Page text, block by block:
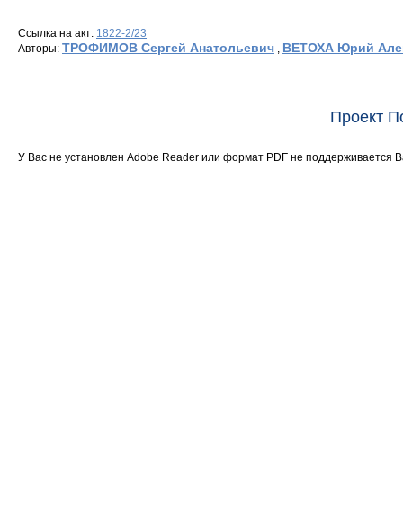
Ссылка на акт: 1822-2/23
Авторы: ТРОФИМОВ Сергей Анатольевич , ВЕТОХА Юрий
Проект
У Вас не установлен Adobe Reader или формат PDF не поддерживается